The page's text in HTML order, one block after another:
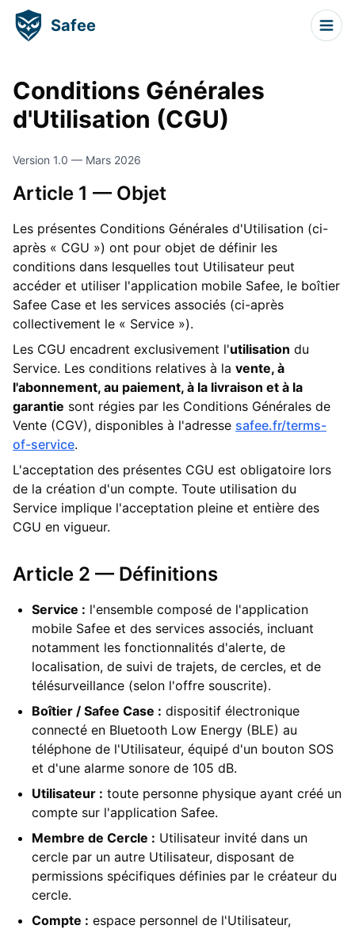
Safee
Conditions Générales
d'Utilisation (CGU)
Version 1.0 — Mars 2026
Article 1 — Objet
Les présentes Conditions Générales d'Utilisation (ci-
après « CGU ») ont pour objet de définir les
conditions dans lesquelles tout Utilisateur peut
accéder et utiliser l'application mobile Safee, le boîtier
Safee Case et les services associés (ci-après
collectivement le « Service »).
Les CGU encadrent exclusivement l'utilisation du
Service. Les conditions relatives à la vente, à
l'abonnement, au paiement, à la livraison et à la
garantie sont régies par les Conditions Générales de
Vente (CGV), disponibles à l'adresse safee.fr/terms-
of-service.
L'acceptation des présentes CGU est obligatoire lors
de la création d'un compte. Toute utilisation du
Service implique l'acceptation pleine et entière des
CGU en vigueur.
Article 2 — Définitions
Service : l'ensemble composé de l'application
mobile Safee et des services associés, incluant
notamment les fonctionnalités d'alerte, de
localisation, de suivi de trajets, de cercles, et de
télésurveillance (selon l'offre souscrite).
Boîtier / Safee Case : dispositif électronique
connecté en Bluetooth Low Energy (BLE) au
téléphone de l'Utilisateur, équipé d'un bouton SOS
et d'une alarme sonore de 105 dB.
Utilisateur : toute personne physique ayant créé un
compte sur l'application Safee.
Membre de Cercle : Utilisateur invité dans un
cercle par un autre Utilisateur, disposant de
permissions spécifiques définies par le créateur du
cercle.
Compte : espace personnel de l'Utilisateur,